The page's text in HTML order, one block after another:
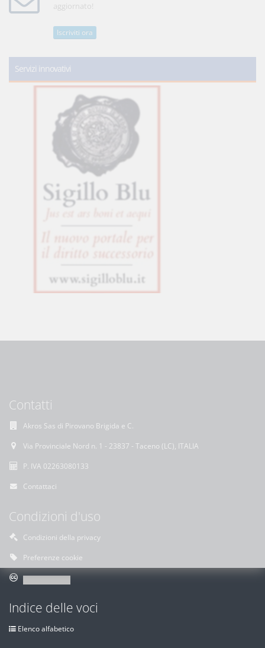
aggiornato!
Iscriviti ora
Servizi innovativi
Contatti
Akros Sas di Pirovano Brigida e C.
Via Provinciale Nord n. 1 - 23837 - Taceno (LC), ITALIA
P. IVA 02263080133
Contattaci
Condizioni d'uso
Condizioni della privacy
Preferenze cookie
Indice delle voci
Elenco alfabetico